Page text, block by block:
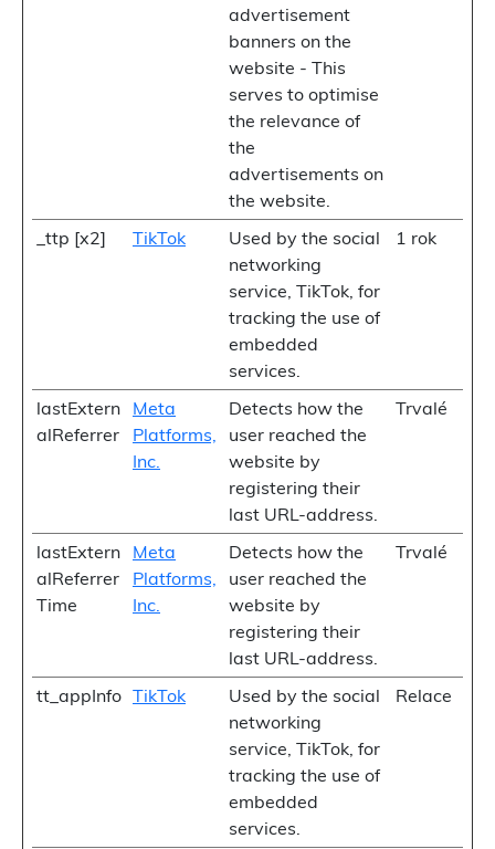
advertisement
banners on the
website - This
serves to optimise
the relevance of
the
advertisements on
the website.
_ttp [x2] TikTok
Used by the social
networking
service, TikTok, for
tracking the use of
embedded
services.
1 rok
lastExtern
alReferrer
Meta
Platforms,
Inc.
Detects how the
user reached the
website by
registering their
last URL-address.
Trvalé
lastExtern
alReferrer
Time
Meta
Platforms,
Inc.
Detects how the
user reached the
website by
registering their
last URL-address.
Trvalé
tt_appInfo TikTok
Used by the social
networking
service, TikTok, for
tracking the use of
embedded
services.
Relace